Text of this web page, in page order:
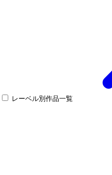
レーベル別作品一覧